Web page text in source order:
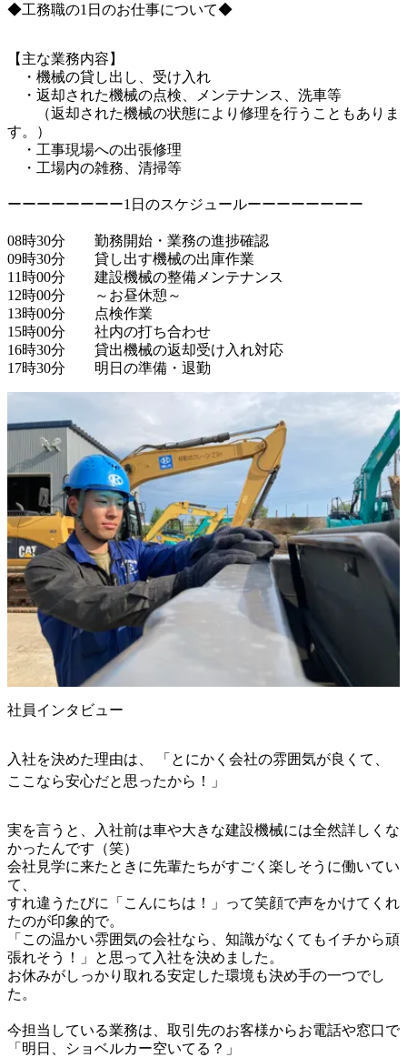
◆工務職の1日のお仕事について◆
【主な業務内容】
・機械の貸し出し、受け入れ
・返却された機械の点検、メンテナンス、洗車等
（返却された機械の状態により修理を行うこともありま
す。）
・工事現場への出張修理
・工場内の雑務、清掃等
ーーーーーーーー1日のスケジュールーーーーーーーー
08時30分　　勤務開始・業務の進捗確認
09時30分　　貸し出す機械の出庫作業
11時00分　　建設機械の整備メンテナンス
12時00分　　～お昼休憩～
13時00分　　点検作業
15時00分　　社内の打ち合わせ
16時30分　　貸出機械の返却受け入れ対応
社員インタビュー
入社を決めた理由は、 「とにかく会社の雰囲気が良くて、
ここなら安心だと思ったから！」
実を言うと、入社前は車や大きな建設機械には全然詳しくな
かったんです（笑）
会社見学に来たときに先輩たちがすごく楽しそうに働いてい
て、
すれ違うたびに「こんにちは！」って笑顔で声をかけてくれ
たのが印象的で。
「この温かい雰囲気の会社なら、知識がなくてもイチから頑
張れそう！」と思って入社を決めました。
お休みがしっかり取れる安定した環境も決め手の一つでし
た。
今担当している業務は、取引先のお客様からお電話や窓口で
「明日、ショベルカー空いてる？」